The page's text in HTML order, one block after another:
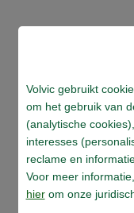
Ons manifest
Volvic gebruikt
om het gebruik van
(analytische
interesses
reclame en
Voor meer
hierom onze